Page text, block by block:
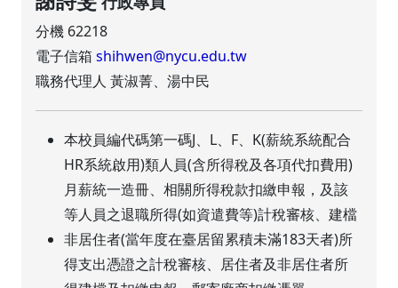
分機 62218
電子信箱shihwen@nycu.edu.tw
職務代理人 黃淑菁、湯中民
本校員編代碼第一碼J、L、F、K(薪統系統配合
HR系統啟用)類人員(含所得稅及各項代扣費用)
月薪統一造冊、相關所得稅款扣繳申報，及該
等人員之退職所得(如資遣費等)計稅審核、建檔
非居住者(當年度在臺居留累積未滿183天者)所
得支出憑證之計稅審核、居住者及非居住者所